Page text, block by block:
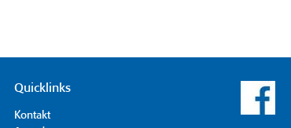
Quicklinks
Kontakt